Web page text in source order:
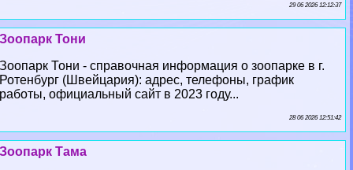
29 06 2026 12:12:37
Зоопарк Тони
Зоопарк Тони - справочная информация о зоопарке в г.
Ротенбург (Швейцария): адрес, телефоны, график
работы, официальный сайт в 2023 году...
28 06 2026 12:51:42
Зоопарк Тама